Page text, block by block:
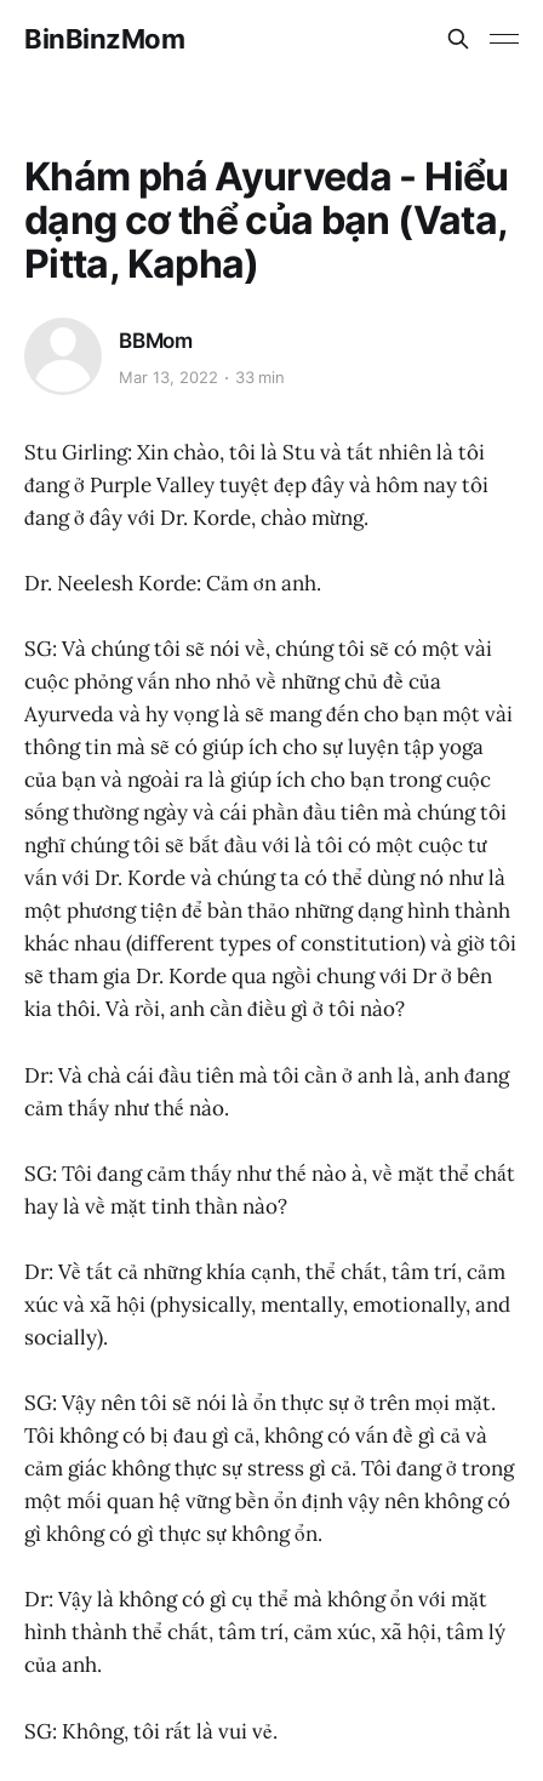
BinBinzMom
Khám phá Ayurveda - Hiểu
dạng cơ thể của bạn (Vata,
Pitta, Kapha)
BBMom
Mar 13, 2022 33 min
Stu Girling: Xin chào, tôi là Stu và tất nhiên là tôi
đang ở Purple Valley tuyệt đẹp đây và hôm nay tôi
đang ở đây với Dr. Korde, chào mừng.
Dr. Neelesh Korde: Cảm ơn anh.
SG: Và chúng tôi sẽ nói về, chúng tôi sẽ có một vài
cuộc phỏng vấn nho nhỏ về những chủ đề của
Ayurveda và hy vọng là sẽ mang đến cho bạn một vài
thông tin mà sẽ có giúp ích cho sự luyện tập yoga
của bạn và ngoài ra là giúp ích cho bạn trong cuộc
sống thường ngày và cái phần đầu tiên mà chúng tôi
nghĩ chúng tôi sẽ bắt đầu với là tôi có một cuộc tư
vấn với Dr. Korde và chúng ta có thể dùng nó như là
một phương tiện để bàn thảo những dạng hình thành
khác nhau (different types of constitution) và giờ tôi
sẽ tham gia Dr. Korde qua ngồi chung với Dr ở bên
kia thôi. Và rồi, anh cần điều gì ở tôi nào?
Dr: Và chà cái đầu tiên mà tôi cần ở anh là, anh đang
cảm thấy như thế nào.
SG: Tôi đang cảm thấy như thế nào à, về mặt thể chất
hay là về mặt tinh thần nào?
Dr: Về tất cả những khía cạnh, thể chất, tâm trí, cảm
xúc và xã hội (physically, mentally, emotionally, and
socially).
SG: Vậy nên tôi sẽ nói là ổn thực sự ở trên mọi mặt.
Tôi không có bị đau gì cả, không có vấn đề gì cả và
cảm giác không thực sự stress gì cả. Tôi đang ở trong
một mối quan hệ vững bền ổn định vậy nên không có
gì không có gì thực sự không ổn.
Dr: Vậy là không có gì cụ thể mà không ổn với mặt
hình thành thể chất, tâm trí, cảm xúc, xã hội, tâm lý
của anh.
SG: Không, tôi rất là vui vẻ.